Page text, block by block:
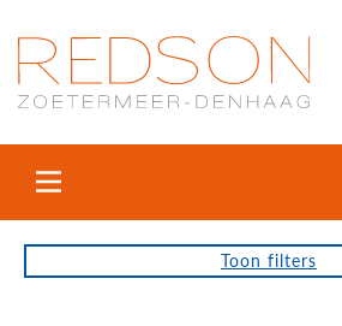
Toon filters